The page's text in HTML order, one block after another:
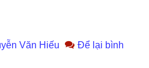
Văn Hiếu
Để lại bình